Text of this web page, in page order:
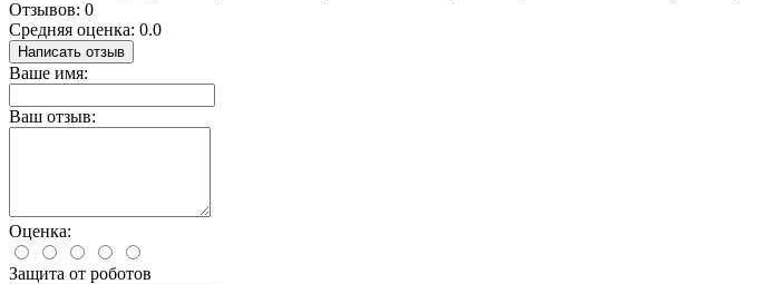
Отзывов: 0
Средняя оценка: 0.0
Написать отзыв
Ваше имя:
Ваш отзыв:
Оценка:
Защита от роботов